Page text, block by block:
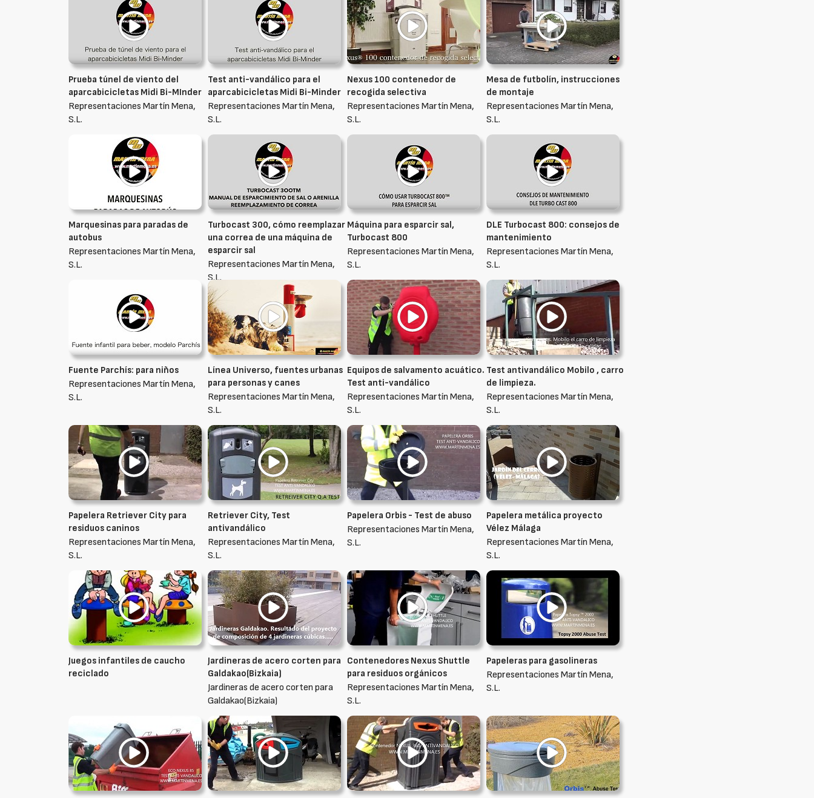
Prueba túnel de viento del
aparcabicicletas Midi Bi-MInder
Representaciones Martín Mena,
S.L.
Test anti-vandálico para el
aparcabicicletas Midi Bi-Minder
Representaciones Martín Mena,
S.L.
Nexus 100 contenedor de
recogida selectiva
Representaciones Martín Mena,
S.L.
Mesa de futbolín, instrucciones
de montaje
Representaciones Martín Mena,
S.L.
Marquesinas para paradas de
autobus
Representaciones Martín Mena,
S.L.
Turbocast 300, cómo reemplazar
una correa de una máquina de
esparcir sal
Representaciones Martín Mena,
S.L.
Máquina para esparcir sal,
Turbocast 800
Representaciones Martín Mena,
S.L.
DLE Turbocast 800: consejos de
mantenimiento
Representaciones Martín Mena,
S.L.
Fuente Parchís: para niños
Representaciones Martín Mena,
S.L.
Línea Universo, fuentes urbanas
para personas y canes
Representaciones Martín Mena,
S.L.
Equipos de salvamento acuático.
Test anti-vandálico
Representaciones Martín Mena,
S.L.
Test antivandálico Mobilo , carro
de limpieza.
Representaciones Martín Mena,
S.L.
Papelera Retriever City para
residuos caninos
Representaciones Martín Mena,
S.L.
Retriever City, Test
antivandálico
Representaciones Martín Mena,
S.L.
Papelera Orbis - Test de abuso
Representaciones Martín Mena,
S.L.
Papelera metálica proyecto
Vélez Málaga
Representaciones Martín Mena,
S.L.
Juegos infantiles de caucho
reciclado
Jardineras de acero corten para
Galdakao(Bizkaia)
Jardineras de acero corten para
Galdakao(Bizkaia)
Contenedores Nexus Shuttle
para residuos orgánicos
Representaciones Martín Mena,
S.L.
Papeleras para gasolineras
Representaciones Martín Mena,
S.L.